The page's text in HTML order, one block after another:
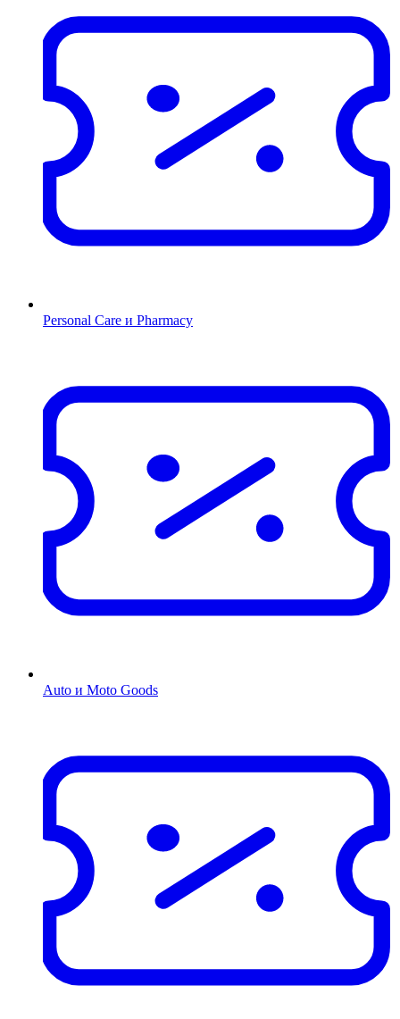
Personal Care и Pharmacy
Auto и Moto Goods